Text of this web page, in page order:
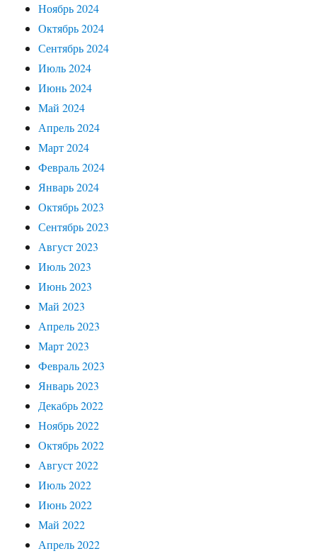
Ноябрь 2024
Октябрь 2024
Сентябрь 2024
Июль 2024
Июнь 2024
Май 2024
Апрель 2024
Март 2024
Февраль 2024
Январь 2024
Октябрь 2023
Сентябрь 2023
Август 2023
Июль 2023
Июнь 2023
Май 2023
Апрель 2023
Март 2023
Февраль 2023
Январь 2023
Декабрь 2022
Ноябрь 2022
Октябрь 2022
Август 2022
Июль 2022
Июнь 2022
Май 2022
Апрель 2022